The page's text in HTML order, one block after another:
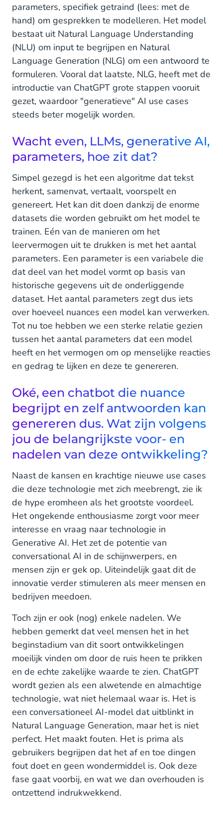
Wat betekent ChatGPT voor bedrijven vandaag
en in de toekomst?
parameters, specifiek getraind (lees: met de
hand) om gesprekken te modelleren. Het model
bestaat uit Natural Language Understanding
(NLU) om input te begrijpen en Natural
Language Generation (NLG) om een antwoord te
formuleren. Vooral dat laatste, NLG, heeft met de
introductie van ChatGPT grote stappen vooruit
gezet, waardoor "generatieve" AI use cases
steeds beter mogelijk worden.
Wacht even, LLMs, generative AI,
parameters, hoe zit dat?
Simpel gezegd is het een algoritme dat tekst
herkent, samenvat, vertaalt, voorspelt en
genereert. Het kan dit doen dankzij de enorme
datasets die worden gebruikt om het model te
trainen. Eén van de manieren om het
leervermogen uit te drukken is met het aantal
parameters. Een parameter is een variabele die
dat deel van het model vormt op basis van
historische gegevens uit de onderliggende
dataset. Het aantal parameters zegt dus iets
over hoeveel nuances een model kan verwerken.
Tot nu toe hebben we een sterke relatie gezien
tussen het aantal parameters dat een model
heeft en het vermogen om op menselijke reacties
en gedrag te lijken en deze te genereren.
Oké, een chatbot die nuance
begrijpt en zelf antwoorden kan
genereren dus. Wat zijn volgens
jou de belangrijkste voor- en
nadelen van deze ontwikkeling?
Naast de kansen en krachtige nieuwe use cases
die deze technologie met zich meebrengt, zie ik
de hype eromheen als het grootste voordeel.
Het ongekende enthousiasme zorgt voor meer
interesse en vraag naar technologie in
Generative AI. Het zet de potentie van
conversational AI in de schijnwerpers, en
mensen zijn er gek op. Uiteindelijk gaat dit de
innovatie verder stimuleren als meer mensen en
bedrijven meedoen.
Toch zijn er ook (nog) enkele nadelen. We
hebben gemerkt dat veel mensen het in het
beginstadium van dit soort ontwikkelingen
moeilijk vinden om door de ruis heen te prikken
en de echte zakelijke waarde te zien. ChatGPT
wordt gezien als een alwetende en almachtige
technologie, wat niet helemaal waar is. Het is
een conversationeel AI-model dat uitblinkt in
Natural Language Generation, maar het is niet
perfect. Het maakt fouten. Het is prima als
gebruikers begrijpen dat het af en toe dingen
fout doet en geen wondermiddel is. Ook deze
fase gaat voorbij, en wat we dan overhouden is
ontzettend indrukwekkend.